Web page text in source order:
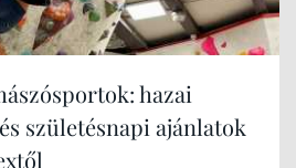
hazai
születésnapi ajánlatok